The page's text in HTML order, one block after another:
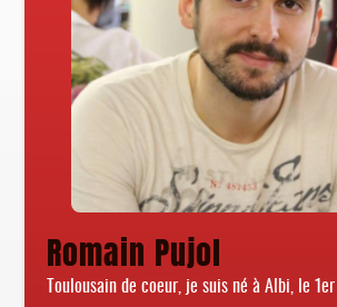
Romain Pujol
Toulousain de coeur, je suis né à Albi, le